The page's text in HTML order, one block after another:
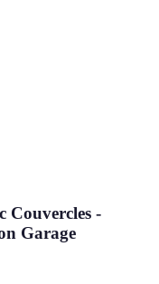
Couvercles -
Garage